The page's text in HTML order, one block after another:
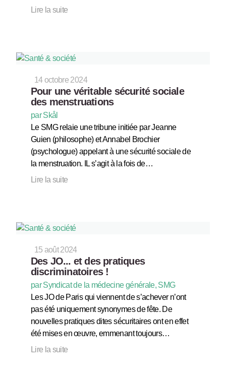
Lire la suite
14 octobre 2024
Pour une véritable sécurité sociale
des menstruations
par Skål
Le SMG relaie une tribune initiée par Jeanne
Guien (philosophe) et Annabel Brochier
(psychologue) appelant à une sécurité sociale de
la menstruation. IL s’agit à la fois de…
Lire la suite
15 août 2024
Des JO... et des pratiques
discriminatoires !
par Syndicat de la médecine générale, SMG
Les JO de Paris qui viennent de s’achever n’ont
pas été uniquement synonymes de fête. De
nouvelles pratiques dites sécuritaires ont en effet
été mises en œuvre, emmenant toujours…
Lire la suite